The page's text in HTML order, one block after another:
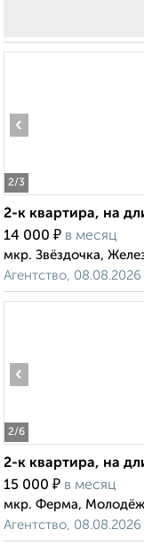
2/3
‹
2-к квартира, на
14 000 ₽ в месяц
мкр. Звёздочка,
Агентство, 08.08.2026
2/6
‹
2-к квартира, на
15 000 ₽ в месяц
мкр. Ферма,
Агентство, 08.08.2026